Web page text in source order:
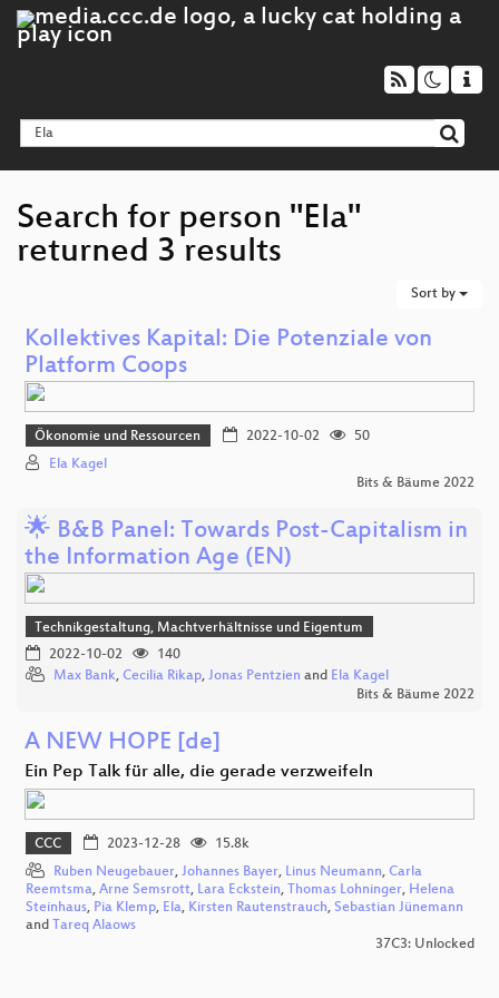
Search for person "Ela"
returned 3 results
Sort by
Kollektives Kapital: Die Potenziale von
Platform Coops
Ökonomie und Ressourcen 2022-10-02
50
Ela Kagel
Bits & Bäume 2022
🌟 B&B Panel: Towards Post-Capitalism in
the Information Age (EN)
Technikgestaltung, Machtverhältnisse und Eigentum
2022-10-02
140
Max Bank, Cecilia Rikap, Jonas Pentzien and Ela Kagel
Bits & Bäume 2022
A NEW HOPE [de]
Ein Pep Talk für alle, die gerade verzweifeln
CCC 2023-12-28
15.8k
Ruben Neugebauer, Johannes Bayer, Linus Neumann, Carla
Reemtsma, Arne Semsrott, Lara Eckstein, Thomas Lohninger, Helena
Steinhaus, Pia Klemp, Ela, Kirsten Rautenstrauch, Sebastian Jünemann
and Tareq Alaows
37C3: Unlocked